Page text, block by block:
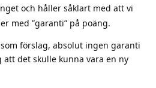
och håller såklart med att vi
med ”garanti” på poäng.
förslag, absolut ingen garanti
det skulle kunna vara en ny